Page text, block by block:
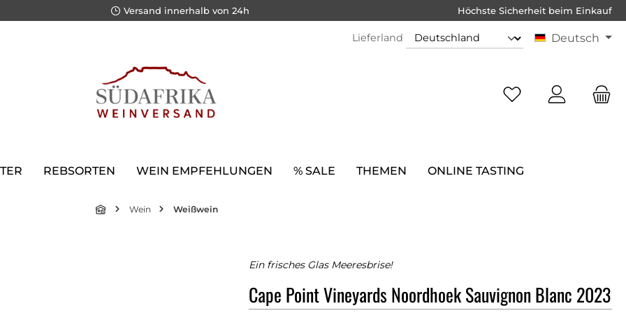
Versand innerhalb von 24h Höchste Sicherheit beim Einkauf
Lieferland Deutsch
REBSORTEN WEIN EMPFEHLUNGEN % SALE THEMEN ONLINE TASTING
Wein Weißwein
Ein frisches Glas Meeresbrise!
Cape Point Vineyards Noordhoek Sauvignon Blanc 2023